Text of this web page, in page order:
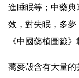
進睡眠等；中藥
效，對失眠，多夢
《中國藥植圖籤》
蕎麥殼含有大量的